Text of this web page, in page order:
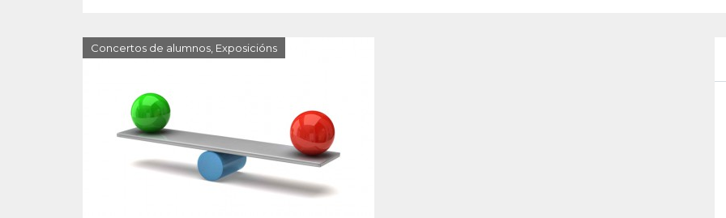
Concertos de alumnos Exposicións